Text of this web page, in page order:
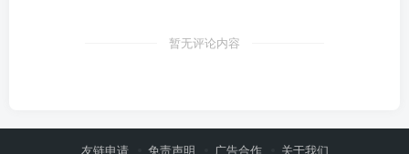
暂无评论内容
友链申请 免责声明 广告合作 关于我们